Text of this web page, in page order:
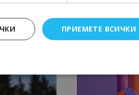
ПРИЕМЕТЕ ВСИЧКИ